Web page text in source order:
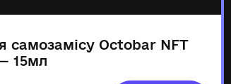
самозамісу Octobar NFT
15мл